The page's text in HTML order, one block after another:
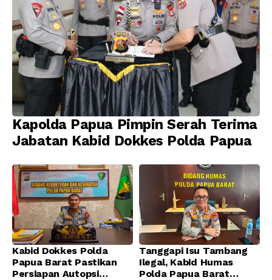
Kapolda Papua Pimpin Serah Terima
Jabatan Kabid Dokkes Polda Papua
Kabid Dokkes Polda
Papua Barat Pastikan
Persiapan Autopsi
Tanggapi Isu Tambang
Ilegal, Kabid Humas
Polda Papua Barat